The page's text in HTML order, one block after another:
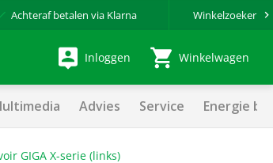
Achteraf betalen via Klarna Winkelzoeker
Inloggen Winkelwagen
Advies Service Energie
GIGA X-serie (links)